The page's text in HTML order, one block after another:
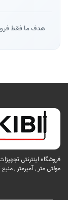
هدف ما فقط
فروشگاه اینترنتی
مولتی متر , آمپرمتر ,